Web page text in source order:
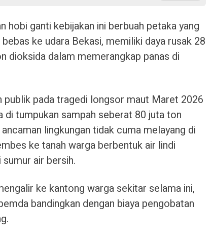
hobi ganti kebijakan ini berbuah petaka yang
ke udara Bekasi, memiliki daya rusak 28
dioksida dalam memerangkap panas di
publik pada tragedi longsor maut Maret 2026
di tumpukan sampah seberat 80 juta ton
lingkungan tidak cuma melayang di
ke tanah warga berbentuk air lindi
air bersih.
ke kantong warga sekitar selama ini,
bandingkan dengan biaya pengobatan